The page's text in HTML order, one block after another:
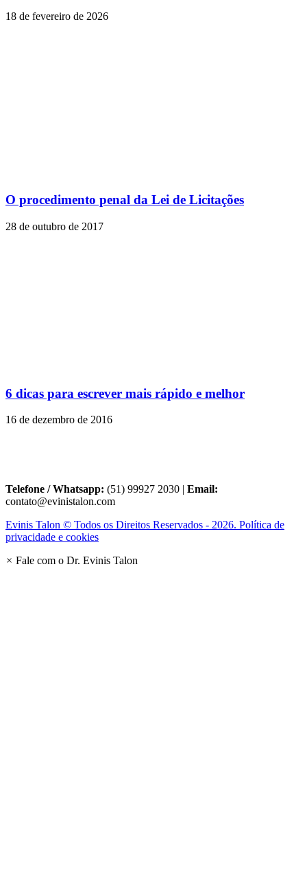
18 de fevereiro de 2026
O procedimento penal da Lei de Licitações
28 de outubro de 2017
6 dicas para escrever mais rápido e melhor
16 de dezembro de 2016
Telefone / Whatsapp: (51) 99927 2030 | Email:
contato@evinistalon.com
Evinis Talon © Todos os Direitos Reservados - 2026. Política de
privacidade e cookies
× Fale com o Dr. Evinis Talon